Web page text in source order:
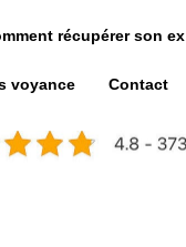
récupérer son ex
voyance Contact